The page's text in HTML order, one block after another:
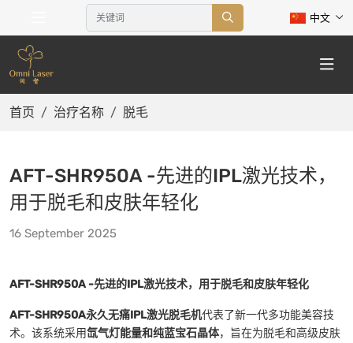
中文
首页 治疗名称 脱毛
AFT-SHR950A -先进的IPL激光技术，
用于脱毛和皮肤年轻化
16 September 2025
AFT-SHR950A -先进的IPL激光技术，用于脱毛和皮肤年轻化
AFT-SHR950A永久无痛IPL激光脱毛机代表了新一代多功能美容技
术。该系统采用氙气灯能量和纯蓝宝石晶体，旨在为脱毛和高级皮肤